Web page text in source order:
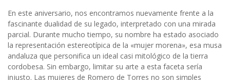
En este aniversario, nos encontramos nuevamente frente a la
fascinante dualidad de su legado, interpretado con una mirada
parcial. Durante mucho tiempo, su nombre ha estado asociado
la representación estereotípica de la «mujer morena», esa musa
andaluza que personifica un ideal casi mitológico de la tierra
cordobesa. Sin embargo, limitar su arte a esta faceta sería
injusto. Las mujeres de Romero de Torres no son simples